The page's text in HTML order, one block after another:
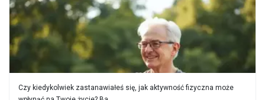
Czy kiedykolwiek zastanawiałeś się, jak aktywność fizyczna może